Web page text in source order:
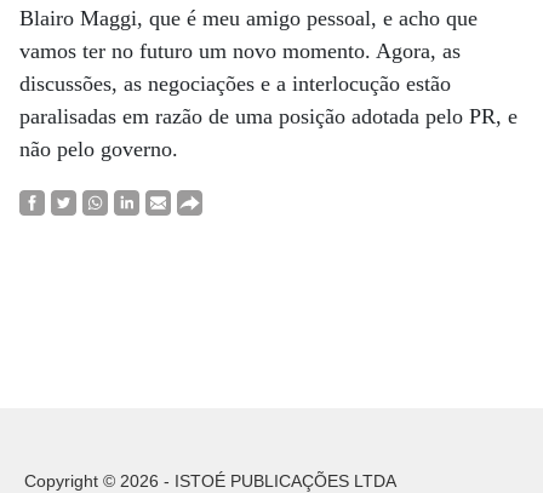
Blairo Maggi, que é meu amigo pessoal, e acho que
vamos ter no futuro um novo momento. Agora, as
discussões, as negociações e a interlocução estão
paralisadas em razão de uma posição adotada pelo PR, e
não pelo governo.
Copyright © 2026 - ISTOÉ PUBLICAÇÕES LTDA